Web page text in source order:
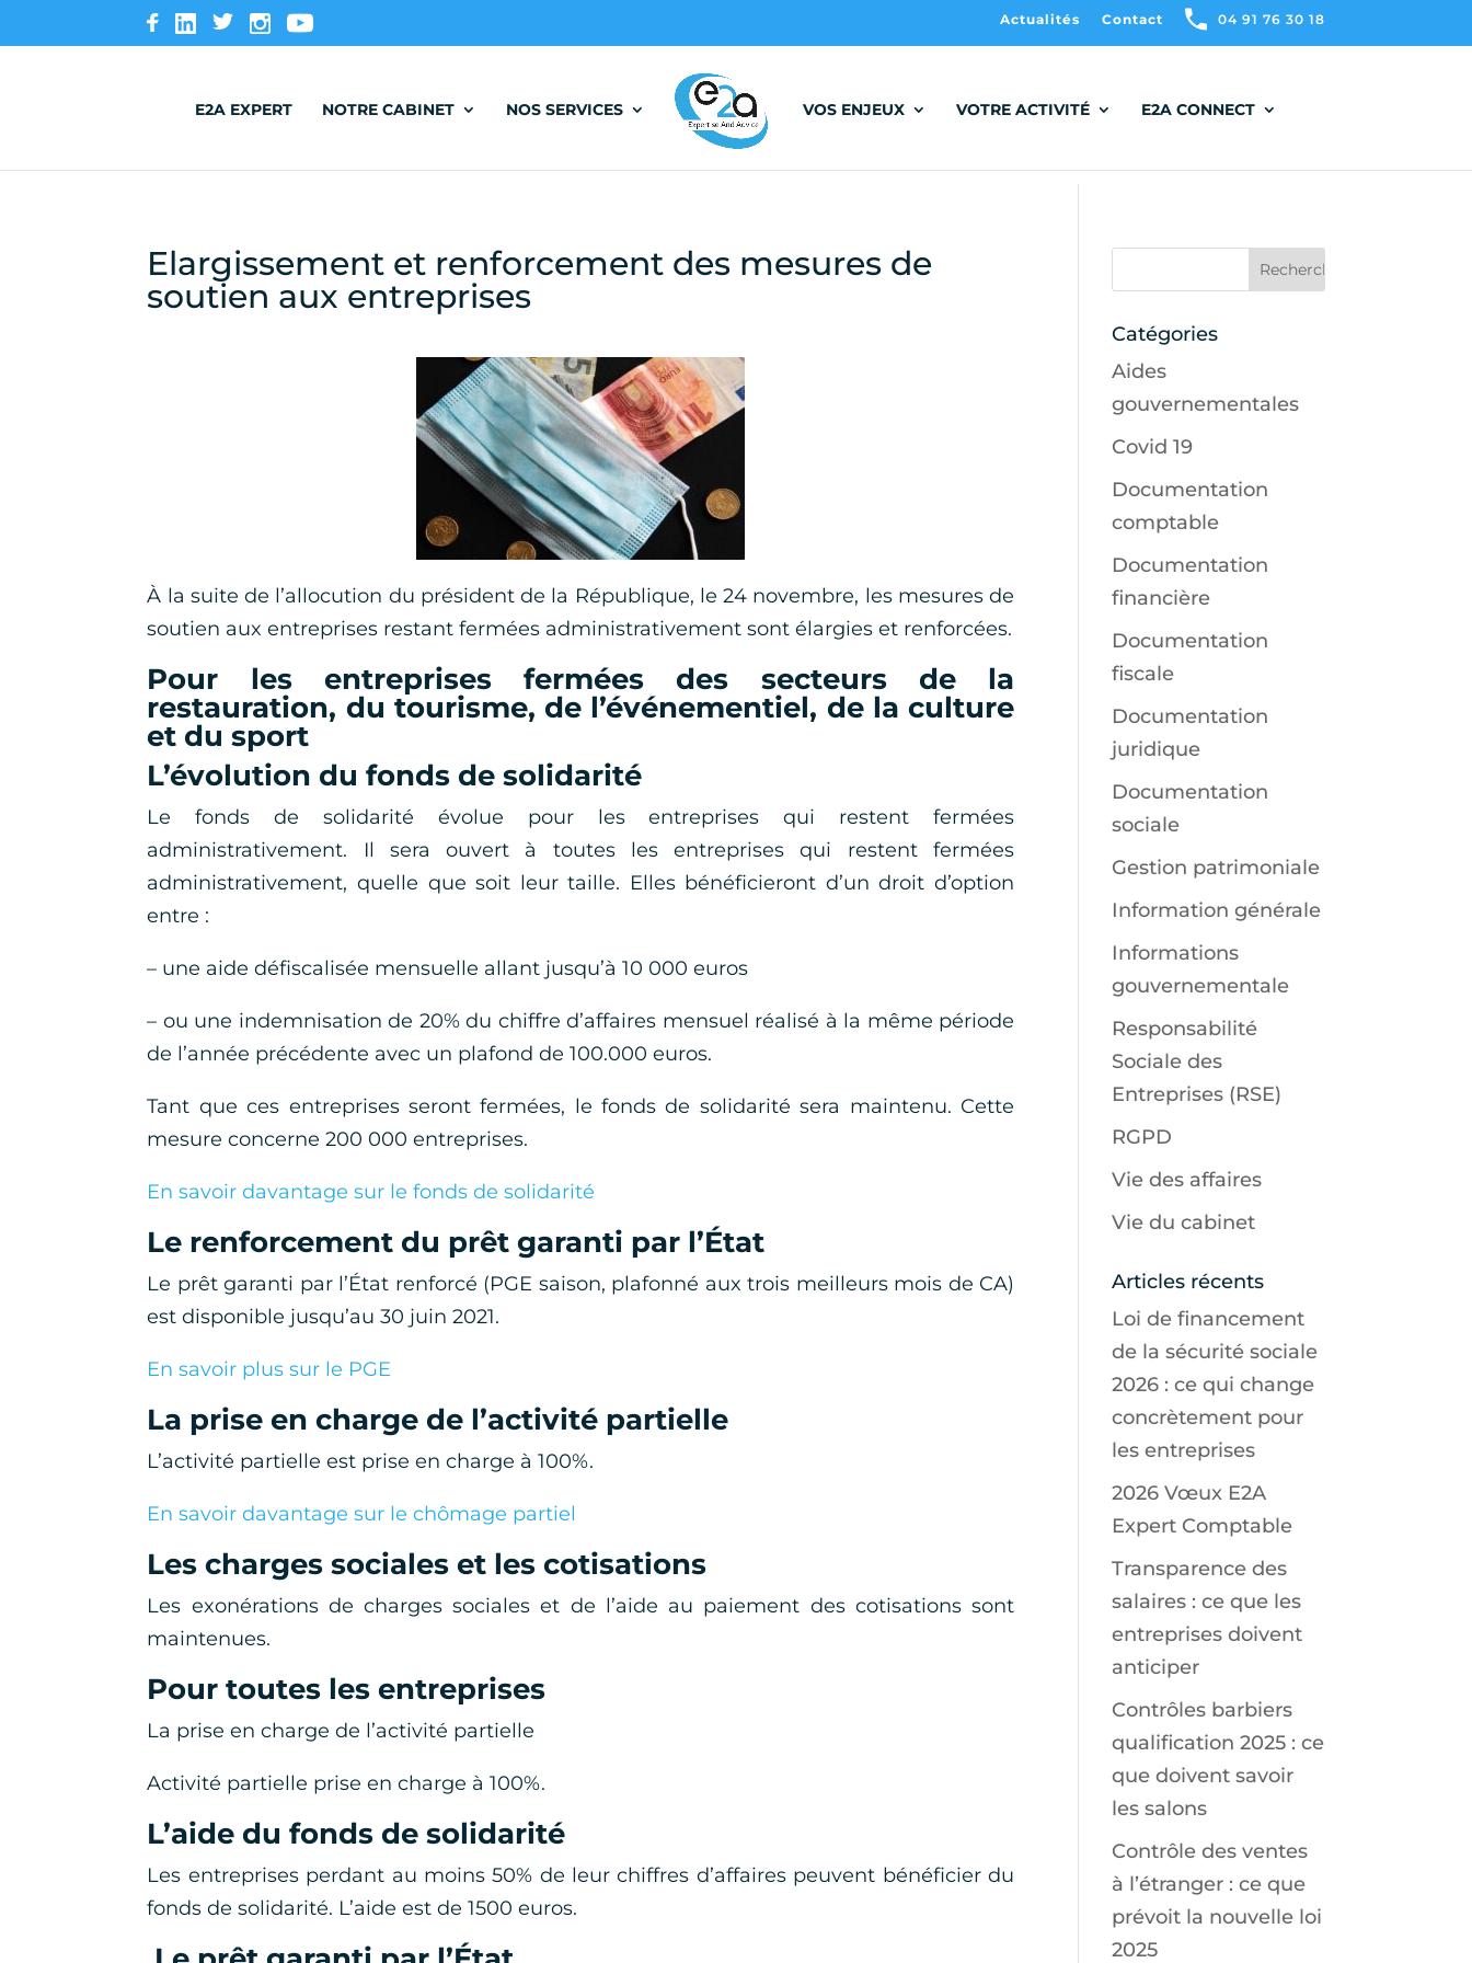
Actualités Contact 04 91 76 30 18
E2A EXPERT NOTRE CABINET NOS SERVICES VOS ENJEUX VOTRE ACTIVITÉ E2A CONNECT
Elargissement et renforcement des mesures de
soutien aux entreprises
À la suite de l’allocution du président de la République, le 24 novembre, les mesures de
soutien aux entreprises restant fermées administrativement sont élargies et renforcées.
Pour les entreprises fermées des secteurs de la
restauration, du tourisme, de l’événementiel, de la culture
et du sport
L’évolution du fonds de solidarité
Le fonds de solidarité évolue pour les entreprises qui restent fermées
administrativement. Il sera ouvert à toutes les entreprises qui restent fermées
administrativement, quelle que soit leur taille. Elles bénéficieront d’un droit d’option
entre :
– une aide défiscalisée mensuelle allant jusqu’à 10 000 euros
– ou une indemnisation de 20% du chiffre d’affaires mensuel réalisé à la même période
de l’année précédente avec un plafond de 100.000 euros.
Tant que ces entreprises seront fermées, le fonds de solidarité sera maintenu. Cette
mesure concerne 200 000 entreprises.
En savoir davantage sur le fonds de solidarité
Le renforcement du prêt garanti par l’État
Le prêt garanti par l’État renforcé (PGE saison, plafonné aux trois meilleurs mois de CA)
est disponible jusqu’au 30 juin 2021.
En savoir plus sur le PGE
La prise en charge de l’activité partielle
L’activité partielle est prise en charge à 100%.
En savoir davantage sur le chômage partiel
Les charges sociales et les cotisations
Les exonérations de charges sociales et de l’aide au paiement des cotisations sont
maintenues.
Pour toutes les entreprises
La prise en charge de l’activité partielle
Activité partielle prise en charge à 100%.
L’aide du fonds de solidarité
Les entreprises perdant au moins 50% de leur chiffres d’affaires peuvent bénéficier du
fonds de solidarité. L’aide est de 1500 euros.
Catégories
Aides
gouvernementales
Covid 19
Documentation
comptable
Documentation
financière
Documentation
fiscale
Documentation
juridique
Documentation
sociale
Gestion patrimoniale
Information générale
Informations
gouvernementale
Responsabilité
Sociale des
Entreprises (RSE)
RGPD
Vie des affaires
Vie du cabinet
Articles récents
Loi de financement
de la sécurité sociale
2026 : ce qui change
concrètement pour
les entreprises
2026 Vœux E2A
Expert Comptable
Transparence des
salaires : ce que les
entreprises doivent
anticiper
Contrôles barbiers
qualification 2025 : ce
que doivent savoir
les salons
Contrôle des ventes
à l’étranger : ce que
prévoit la nouvelle loi
2025